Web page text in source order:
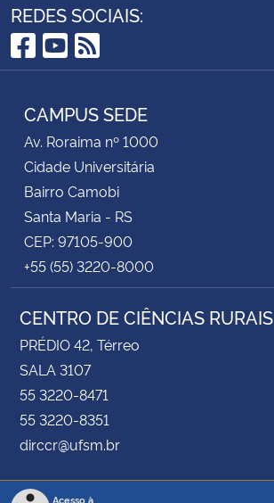
REDES SOCIAIS:
Facebook
YouTube
RSS
CAMPUS SEDE
Av. Roraima nº 1000
Cidade Universitária
Bairro Camobi
Santa Maria - RS
CEP: 97105-900
+55 (55) 3220-8000
CENTRO DE CIÊNCIAS RURAIS
PRÉDIO 42, Térreo
SALA 3107
55 3220-8471
55 3220-8351
dirccr@ufsm.br
Acesso à